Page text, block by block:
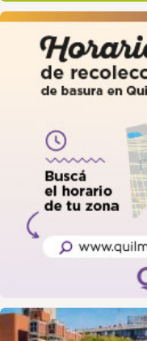
quilmes
LANUS